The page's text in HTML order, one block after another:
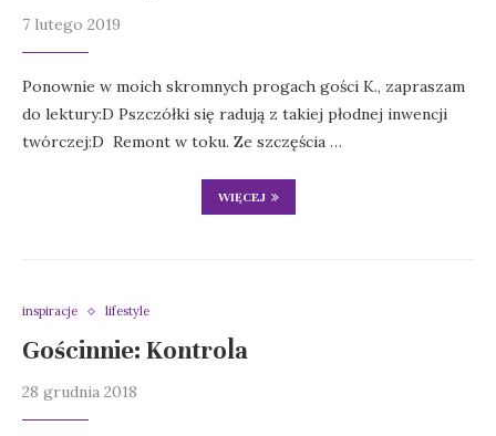
7 lutego 2019
Ponownie w moich skromnych progach gości K., zapraszam
do lektury:D Pszczółki się radują z takiej płodnej inwencji
twórczej:D Remont w toku. Ze szczęścia …
WIĘCEJ
inspiracje lifestyle
Gościnnie: Kontrola
28 grudnia 2018